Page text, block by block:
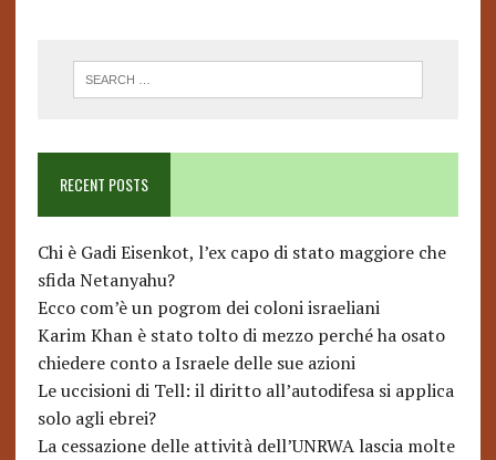
RECENT POSTS
Chi è Gadi Eisenkot, l’ex capo di stato maggiore che
sfida Netanyahu?
Ecco com’è un pogrom dei coloni israeliani
Karim Khan è stato tolto di mezzo perché ha osato
chiedere conto a Israele delle sue azioni
Le uccisioni di Tell: il diritto all’autodifesa si applica
solo agli ebrei?
La cessazione delle attività dell’UNRWA lascia molte